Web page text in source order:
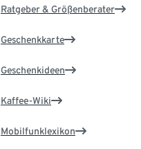
Ratgeber & Größenberater
Geschenkkarte
Geschenkideen
Kaffee-Wiki
Mobilfunklexikon